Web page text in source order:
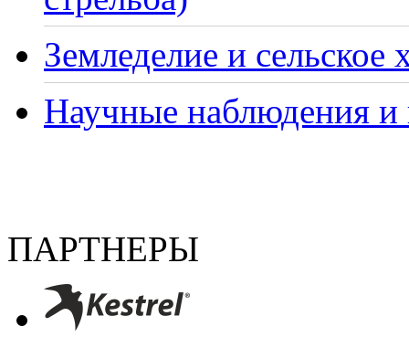
Земледелие и сельское
Научные наблюдения и
ПАРТНЕРЫ